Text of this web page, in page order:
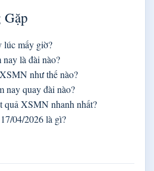
lúc mấy giờ?
là đài nào?
như thế nào?
nay quay đài nào?
quả XSMN nhanh nhất?
04/2026 là gì?